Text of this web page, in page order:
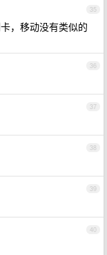
35
，移动没有类似的
36
37
38
39
40